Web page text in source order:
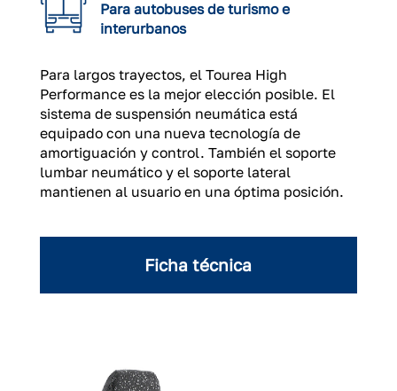
Para autobuses de turismo e
interurbanos
Para largos trayectos, el Tourea High
Performance es la mejor elección posible. El
sistema de suspensión neumática está
equipado con una nueva tecnología de
amortiguación y control. También el soporte
lumbar neumático y el soporte lateral
mantienen al usuario en una óptima posición.
Ficha técnica